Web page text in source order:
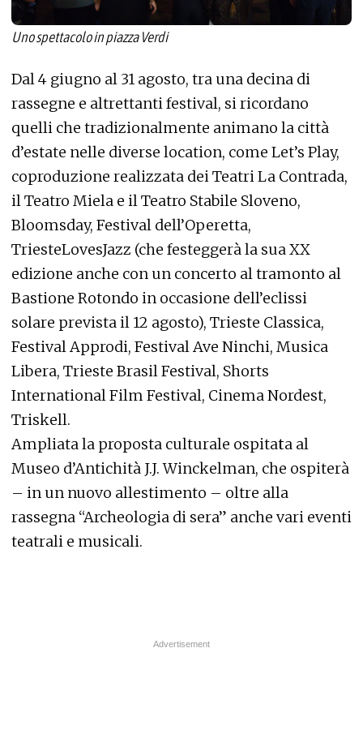
Uno spettacolo in piazza Verdi
Dal 4 giugno al 31 agosto, tra una decina di
rassegne e altrettanti festival, si ricordano
quelli che tradizionalmente animano la città
d’estate nelle diverse location, come Let’s Play,
coproduzione realizzata dei Teatri La Contrada,
il Teatro Miela e il Teatro Stabile Sloveno,
Bloomsday, Festival dell’Operetta,
TriesteLovesJazz (che festeggerà la sua XX
edizione anche con un concerto al tramonto al
Bastione Rotondo in occasione dell’eclissi
solare prevista il 12 agosto), Trieste Classica,
Festival Approdi, Festival Ave Ninchi, Musica
Libera, Trieste Brasil Festival, Shorts
International Film Festival, Cinema Nordest,
Triskell.
Ampliata la proposta culturale ospitata al
Museo d’Antichità J.J. Winckelman, che ospiterà
– in un nuovo allestimento – oltre alla
rassegna “Archeologia di sera” anche vari eventi
teatrali e musicali.